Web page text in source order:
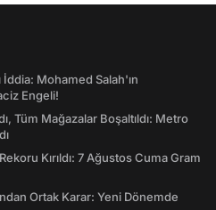
İddia: Mohamed Salah'ın
Engeli!
Tüm Mağazalar Boşaltıldı: Metro
Kırıldı: 7 Ağustos Cuma Gram
Ortak Karar: Yeni Dönemde